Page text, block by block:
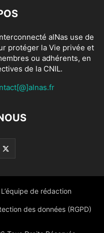
alNas use de
protéger la Vie privée et
ou adhérents, en
de la CNIL.
L’équipe de rédaction
des données (RGPD)